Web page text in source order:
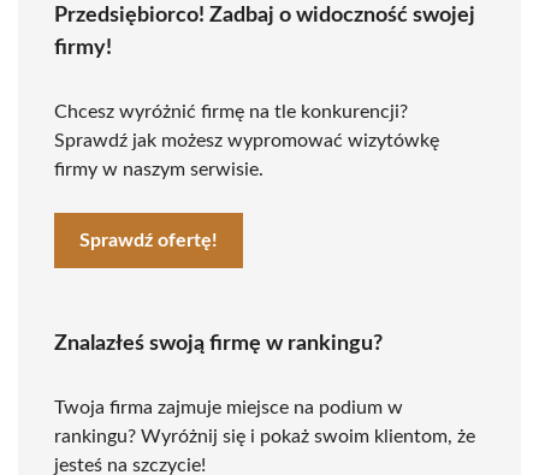
Przedsiębiorco! Zadbaj o widoczność swojej
firmy!
Chcesz wyróżnić firmę na tle konkurencji?
Sprawdź jak możesz wypromować wizytówkę
firmy w naszym serwisie.
Sprawdź ofertę!
Znalazłeś swoją firmę w rankingu?
Twoja firma zajmuje miejsce na podium w
rankingu? Wyróżnij się i pokaż swoim klientom, że
jesteś na szczycie!